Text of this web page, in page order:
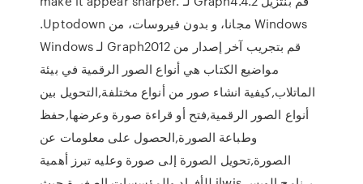
Windows مجانا، و بدون فيروسات، من Uptodown.
قم بتجريب آخر إصدار من Graph2012 لـ Windows
مواضيع الكتاب هي أنواع الصور الرقمية في بيئة
الماتلاب,كيفية انشاء صور من أنواع مختلفة,التحويل بين
أنواع الصور الرقمية,فتح أو قراءة صورة وعرضها,حفظ
وطباعة الصورة,الحصول على معلومات عن
الصورة,تحويل الصورة إلى صورة وعليه تبرز أهمية